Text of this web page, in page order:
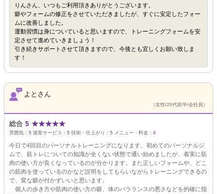
りんさん、いつもご利用頂きありがとうございます。
癖やフォームの修正をさせていただきましたが、すぐに安定したフォー
ムに改善しました。
運動習慣は身についていると思いますので、トレーニングフォームを安
定させて進めていきましょう！
引き続きサポートさせて頂きますので、今後とも宜しくお願い致しま
す！
よとさん
（女性/20代前半/会社員）
総合 5 ★★★★★
雰囲気： 5 接客サービス： 5 技術・仕上がり： 5 メニュー・料金： 4
今日で4回目のパーソナルトレーニングになります。初めてのパーソナルジ
ムで、筋トレについての知識が全くない状態で通い始めましたが、着実に筋
肉の使い方が良くなっているのが分かります。また正しいフォームや、どこ
の筋肉を使っているのかなど説明をしてもらいながらトレーニングできるの
で、変な癖が付かずいいと思います。
個人の歩き方や筋肉の使い方の癖、体のバラランスの悪さなどを的確に指